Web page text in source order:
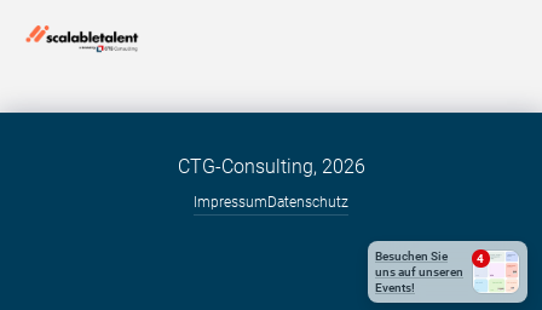
Besuchen Sie
uns auf unseren
Events!
4
CTG-Consulting, 2026
ImpressumDatenschutz